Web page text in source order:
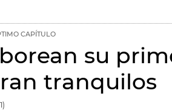
CAPÍTULO
su
tranquilos